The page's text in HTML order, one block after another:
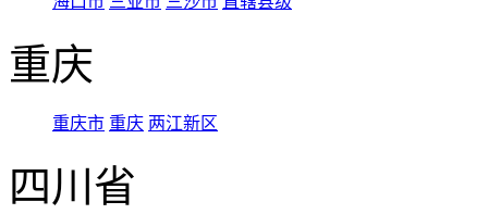
重庆
重庆市 重庆 两江新区
四川省